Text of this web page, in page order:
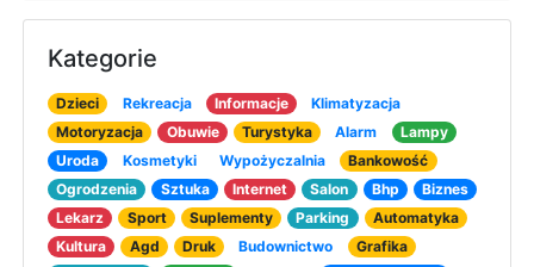
Kategorie
Dzieci Rekreacja Informacje
Klimatyzacja
Motoryzacja
Obuwie Turystyka Alarm
Lampy
Uroda
Kosmetyki Wypożyczalnia
Bankowość
Ogrodzenia
Sztuka Internet Salon Bhp
Biznes
Lekarz
Sport Suplementy Parking
Automatyka
Kultura
Agd Druk Budownictwo
Grafika